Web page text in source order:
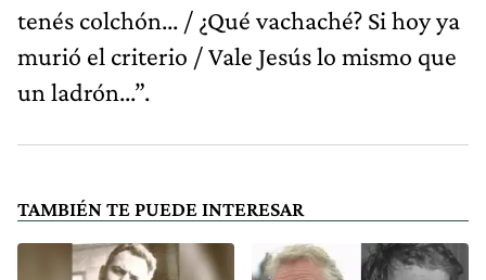
tenés colchón... / ¿Qué vachaché? Si hoy ya
murió el criterio / Vale Jesús lo mismo que
un ladrón...”.
TAMBIÉN TE PUEDE INTERESAR